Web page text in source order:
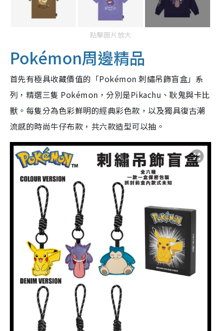
點擊圖片放大
Pokémon周邊精品
首先有極具收藏價值的「Pokémon 刺繡吊飾盲盒」系
列，精選三隻 Pokémon，分別是Pikachu、耿鬼與卡比
獸。每隻分為色彩鮮明的經典彩色款，以及獨具復古潮
流感的時尚牛仔布款，共六款造型可以抽。